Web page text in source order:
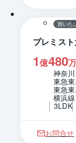
買いた
プレミス
1億480
神奈
東急
東急
横浜
3LDK
お問合せ